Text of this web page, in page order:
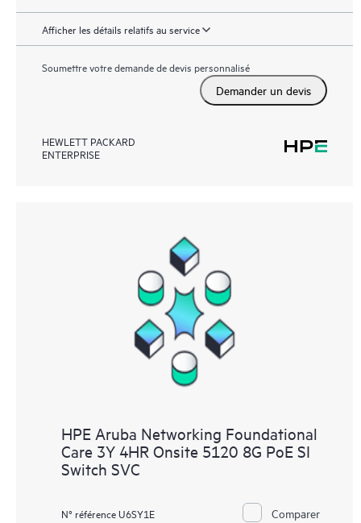
Afficher les détails relatifs au service
Soumettre votre demande de devis personnalisé
Demander un devis
HEWLETT PACKARD
ENTERPRISE
HPE Aruba Networking Foundational
Care 3Y 4HR Onsite 5120 8G PoE SI
Switch SVC
N° référence U6SY1E Comparer